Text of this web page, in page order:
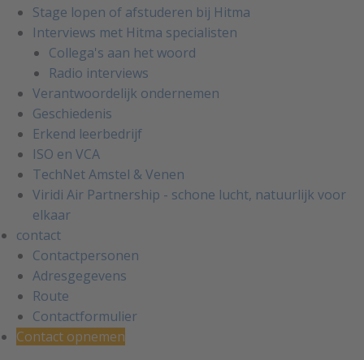
Stage lopen of afstuderen bij Hitma
Interviews met Hitma specialisten
Collega's aan het woord
Radio interviews
Verantwoordelijk ondernemen
Geschiedenis
Erkend leerbedrijf
ISO en VCA
TechNet Amstel & Venen
Viridi Air Partnership - schone lucht, natuurlijk voor
elkaar
contact
Contactpersonen
Adresgegevens
Route
Contactformulier
Contact opnemen